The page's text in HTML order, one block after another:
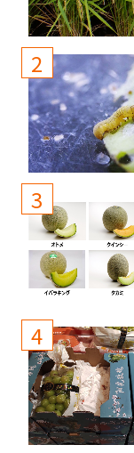
2
3
4